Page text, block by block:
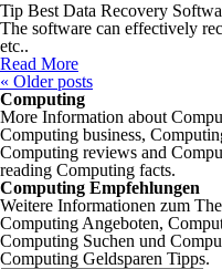
Tip Best Data Recovery
The software can effectively
etc..
Read More
« Older posts
Computing
More Information about
Computing business,
Computing reviews and
reading Computing facts.
Computing Empfehlungen
Weitere Informationen zum
Computing Angeboten,
Computing Suchen und
Computing Geldsparen Tipps.